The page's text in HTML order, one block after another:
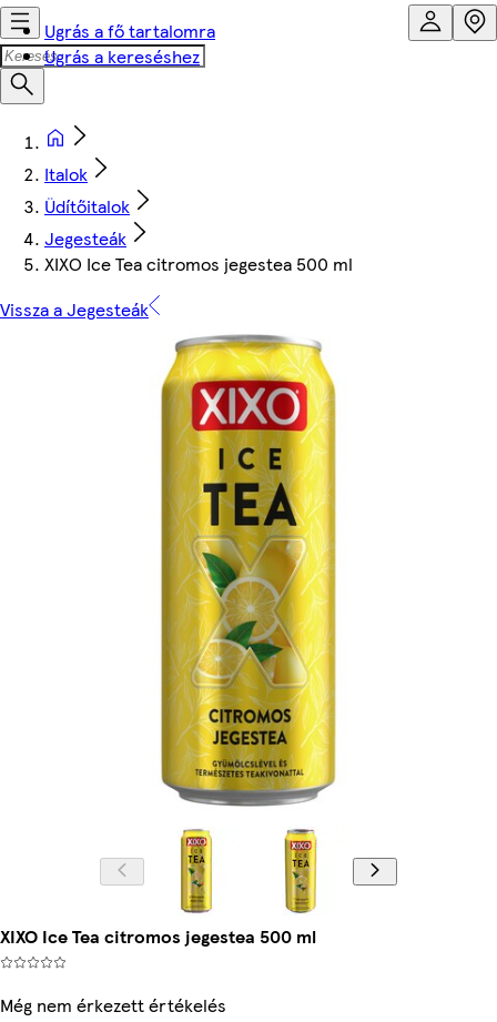
Ugrás a fő tartalomra
Ugrás a kereséshez
Italok
Üdítőitalok
Jegesteák
XIXO Ice Tea citromos jegestea 500 ml
Vissza a Jegesteák
XIXO Ice Tea citromos jegestea 500 ml
Még nem érkezett értékelés